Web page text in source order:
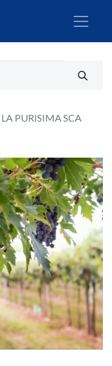
PURISIMA SCA